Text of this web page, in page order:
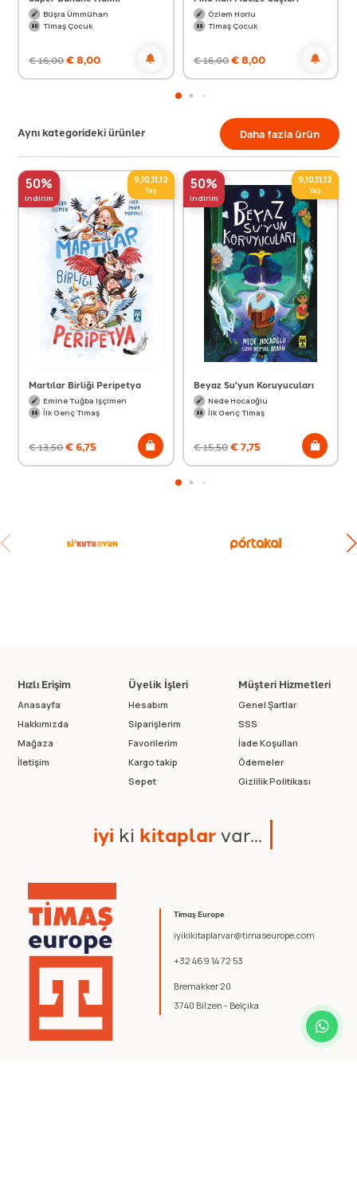
Büşra Ümmühan
Timaş Çocuk
€16,00€8,00
Özlem Horlu
Timaş Çocuk
€16,00€8,00
Aynı kategorideki ürünler Daha fazla ürün
50%
indirim
9,10,11,12
Yaş
Martılar Birliği Peripetya
Emine Tuğba Işçimen
İlk Genç Timaş
€13,50€6,75
50%
indirim
9,10,11,12
Yaş
Beyaz Su'yun Koruyucuları
Nede Hocaoğlu
İlk Genç Timaş
€15,50€7,75
Timaş Europe
iyikikitaplarvar@timaseurope.com
+32 469 14 72 53
Bremakker 20
3740 Bilzen - Belçika
Hızlı Erişim
Anasayfa
Hakkımızda
Mağaza
İletişim
Üyelik İşleri
Hesabım
Siparişlerim
Favorilerim
Kargo takip
Sepet
Müşteri Hizmetleri
Genel Şartlar
SSS
İade Koşulları
Ödemeler
Gizlilik Politikası
iyi ki kitaplarvar...